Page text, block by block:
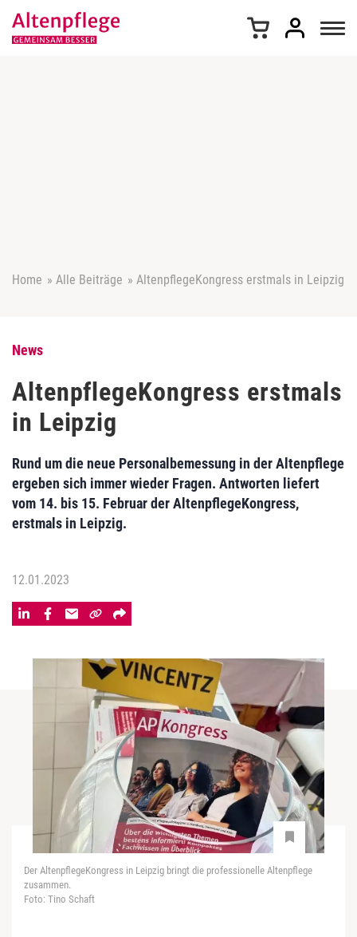
Home » Alle Beiträge » AltenpflegeKongress erstmals in Leipzig
News
AltenpflegeKongress erstmals
in Leipzig
Rund um die neue Personalbemessung in der Altenpflege
ergeben sich immer wieder Fragen. Antworten liefert
vom 14. bis 15. Februar der AltenpflegeKongress,
erstmals in Leipzig.
12.01.2023
Der AltenpflegeKongress in Leipzig bringt die professionelle Altenpflege
zusammen.
Foto: Tino Schaft